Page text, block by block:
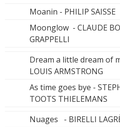
Moanin - PHILIP SAISSE
Moonglow - CLAUDE
GRAPPELLI
Dream a little dream of
LOUIS ARMSTRONG
As time goes bye -
TOOTS THIELEMANS
Nuages - BIRELLI